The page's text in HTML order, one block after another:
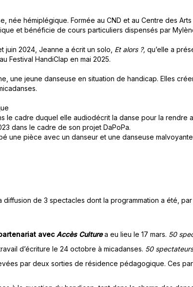
née hémiplégique. Formée au CND et au Centre des Arts
et bénéficie de cours particuliers dispensés par
2024, Jeanne a écrit un solo, Et alors ?, qu’elle a
Festival HandiClap en mai 2025.
une jeune danseuse en situation de handicap. Elles
le cadre duquel elle audiodécrit la danse pour la rendre
dans le cadre de son projet DaPoPa.
une pièce avec un danseur et une danseuse
de 3 spectacles dont la programmation a été, par
avec Accès Culture a eu lieu le 17 mars. 50
d’écriture le 24 octobre à micadanses. 50 spectateurs
par deux sorties de résidence pédagogique. Ces